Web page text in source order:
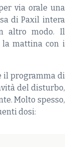
via orale una
di Paxil intera
altro modo. Il
la mattina con i
il programma di
del disturbo,
Molto spesso,
dosi: